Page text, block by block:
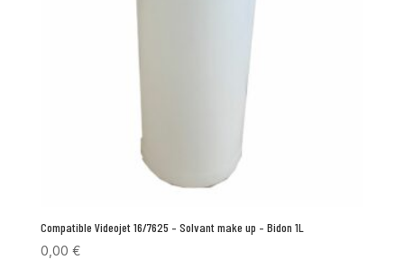
Compatible Videojet 16/7625 – Solvant make up – Bidon 1L
0,00 €